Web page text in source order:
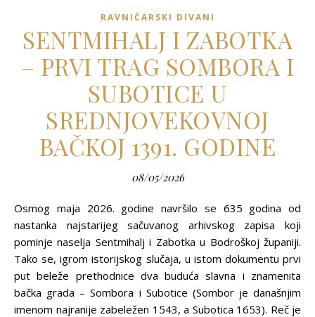
RAVNIČARSKI DIVANI
SENTMIHALJ I ZABOTKA
– PRVI TRAG SOMBORA I
SUBOTICE U
SREDNJOVEKOVNOJ
BAČKOJ 1391. GODINE
08/05/2026
Osmog maja 2026. godine navršilo se 635 godina od
nastanka najstarijeg sačuvanog arhivskog zapisa koji
pominje naselja Sentmihalj i Zabotka u Bodroškoj županiji.
Tako se, igrom istorijskog slučaja, u istom dokumentu prvi
put beleže prethodnice dva buduća slavna i znamenita
bačka grada – Sombora i Subotice (Sombor je današnjim
imenom najranije zabeležen 1543, a Subotica 1653). Reč je